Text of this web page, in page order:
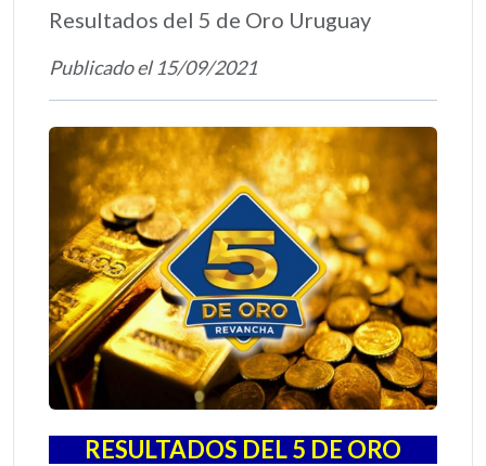
Resultados del 5 de Oro Uruguay
Publicado el 15/09/2021
RESULTADOS DEL 5 DE ORO